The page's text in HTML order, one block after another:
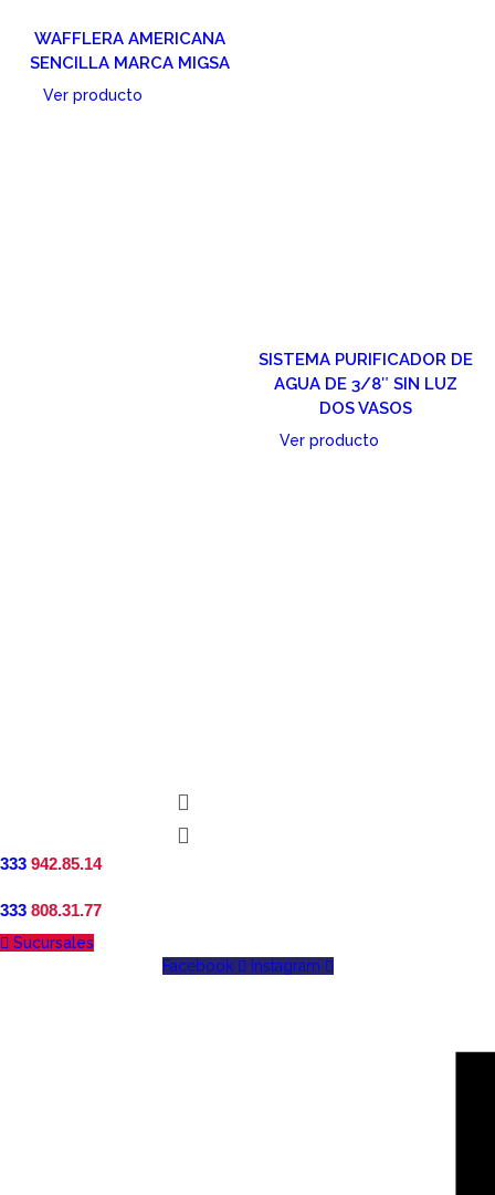
WAFFLERA AMERICANA
SENCILLA MARCA MIGSA
Ver producto
SISTEMA PURIFICADOR DE
AGUA DE 3/8″ SIN LUZ
DOS VASOS
Ver producto
333 942.85.14
333 808.31.77
Sucursales
Facebook
Instagram